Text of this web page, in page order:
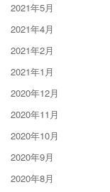
2021年5月
2021年4月
2021年2月
2021年1月
2020年12月
2020年11月
2020年10月
2020年9月
2020年8月